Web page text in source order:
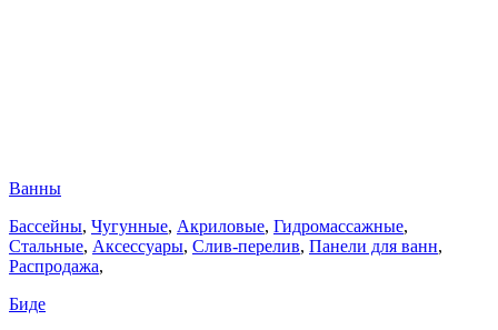
Ванны
Бассейны, Чугунные, Акриловые, Гидромассажные,
Стальные, Аксессуары, Слив-перелив, Панели для ванн,
Распродажа,
Биде